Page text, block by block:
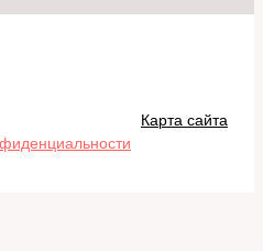
Карта сайта